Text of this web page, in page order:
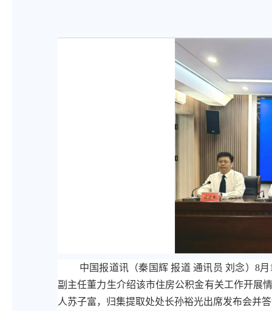
中国报道讯（秦国辉 报道 通讯员 刘念）8
副主任董力生介绍该市住房公积金有关工作开展
人苏子富，归集提取处处长孙裕光出席发布会并